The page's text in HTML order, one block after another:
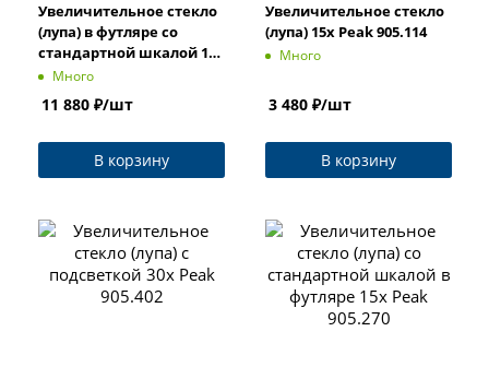
Увеличительное стекло
(лупа) в футляре со
стандартной шкалой 10x
Peak 905.180
Много
11 880 ₽/шт
В корзину
Увеличительное стекло
(лупа) 15x Peak 905.114
Много
3 480 ₽/шт
В корзину